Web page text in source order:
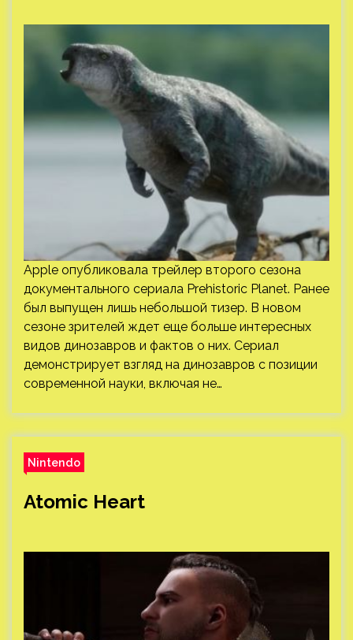
Apple опубликовала трейлер второго сезона
документального сериала Prehistoric Planet. Ранее
был выпущен лишь небольшой тизер. В новом
сезоне зрителей ждет еще больше интересных
видов динозавров и фактов о них. Сериал
демонстрирует взгляд на динозавров с позиции
современной науки, включая не…
Nintendo
Atomic Heart